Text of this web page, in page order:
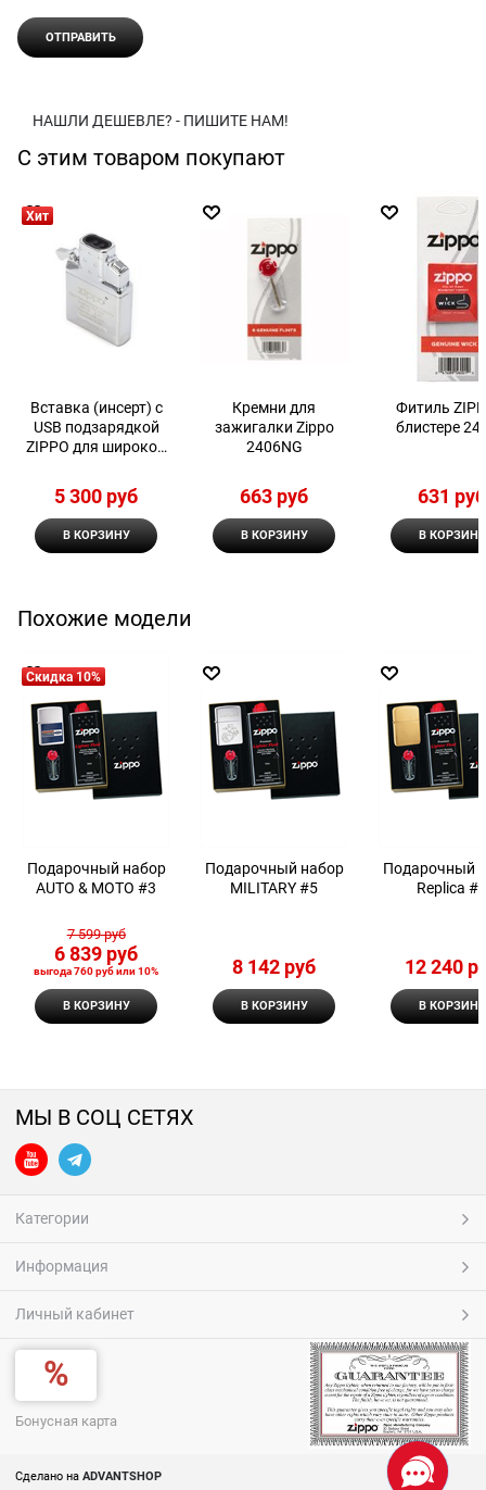
НАШЛИ ДЕШЕВЛЕ? - ПИШИТЕ НАМ!
С этим товаром покупают
Хит
Вставка (инсерт) с
USB подзарядкой
ZIPPO для широкой
5 300 руб
В КОРЗИНУ
Кремни для
зажигалки Zippo
2406NG
663 руб
В КОРЗИНУ
Фитиль
блистере
631 руб
В КОРЗИНУ
Похожие модели
Скидка 10%
Подарочный набор
AUTO & MOTO #3
7 599 руб
6 839 руб
выгода760 рубили10%
В КОРЗИНУ
Подарочный набор
MILITARY #5
8 142 руб
В КОРЗИНУ
Подарочный
Replica
12 240
В КОРЗИНУ
МЫ В СОЦ СЕТЯХ
Категории
Информация
Личный кабинет
Бонусная карта
Сделано на ADVANTSHOP